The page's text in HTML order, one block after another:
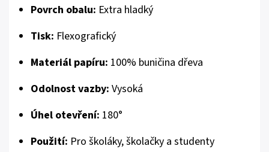
Povrch obalu: Extra hladký
Tisk: Flexografický
Materiál papíru: 100% buničina dřeva
Odolnost vazby: Vysoká
Úhel otevření: 180°
Použití: Pro školáky, školačky a studenty